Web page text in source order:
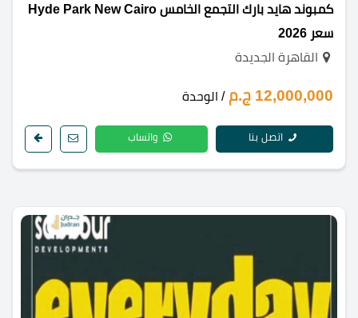
كمبوند هايد بارك التجمع الخامس Hyde Park New Cairo
سعر 2026
القاهرة الجديدة
12,000,000 ج.م / الوحدة
اتصل بنا واتساب